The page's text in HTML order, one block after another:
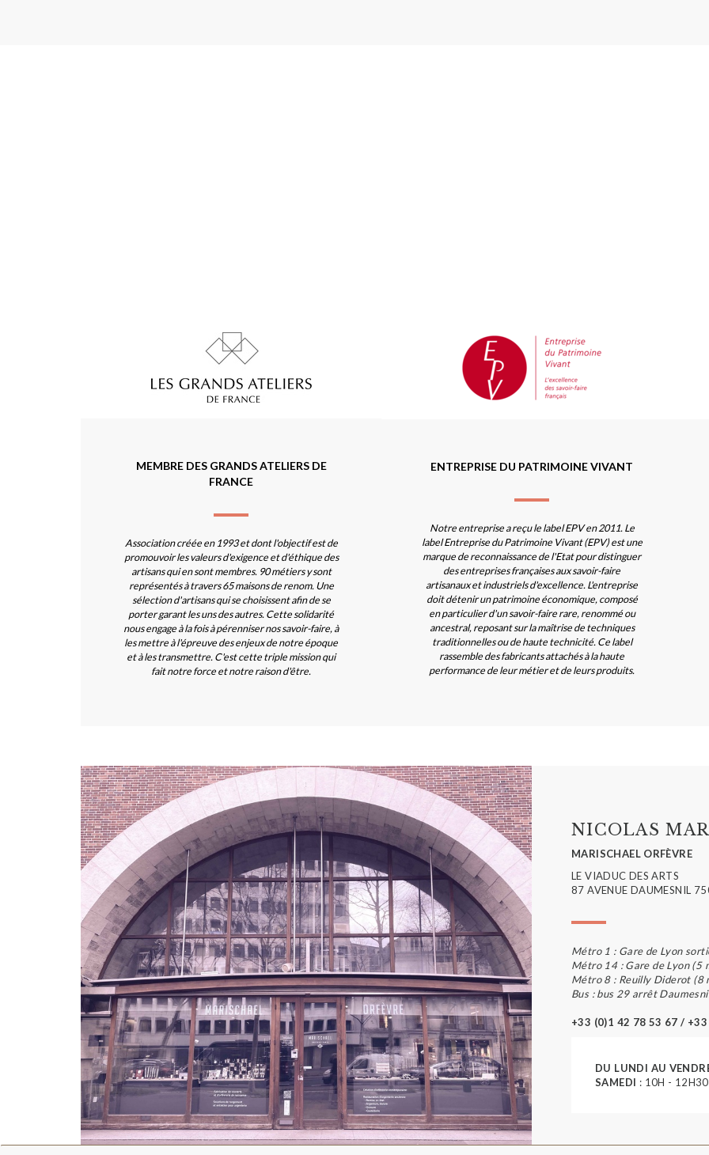
MEMBRE DES GRANDS ATELIERS DE
FRANCE
Association créée en 1993 et dont l'objectif est de
promouvoir les valeurs d'exigence et d'éthique des
artisans qui en sont membres. 90 métiers y sont
représentés à travers 65 maisons de renom. Une
sélection d'artisans qui se choisissent afin de se
porter garant les uns des autres. Cette solidarité
nous engage à la fois à pérenniser nos savoir-faire, à
les mettre à l'épreuve des enjeux de notre époque
et à les transmettre. C'est cette triple mission qui
fait notre force et notre raison d'être.
ENTREPRISE DU PATRIMOINE VIVANT
Notre entreprise a reçu le label EPV en 2011. Le
label Entreprise du Patrimoine Vivant (EPV) est une
marque de reconnaissance de l'Etat pour distinguer
des entreprises françaises aux savoir-faire
artisanaux et industriels d'excellence. L'entreprise
doit détenir un patrimoine économique, composé
en particulier d'un savoir-faire rare, renommé ou
ancestral, reposant sur la maîtrise de techniques
traditionnelles ou de haute technicité. Ce label
rassemble des fabricants attachés à la haute
performance de leur métier et de leurs produits.
NICOLAS
MARISCHAEL ORFÈVRE
LE VIADUC DES ARTS
87 AVENUE DAUMESNIL
Métro 1 : Gare de Lyon
Métro 14 : Gare de Lyon (5
Métro 8 : Reuilly Diderot (8
Bus : bus 29 arrêt
+33 (0)1 42 78 53 67 /
DU LUNDI AU
SAMEDI : 10H -